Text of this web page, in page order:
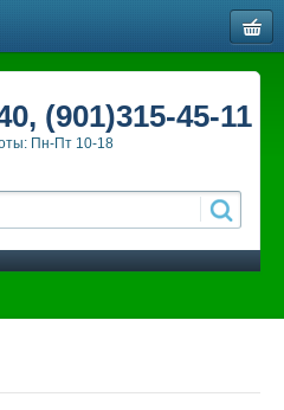
(901)315-45-11
Пн-Пт 10-18